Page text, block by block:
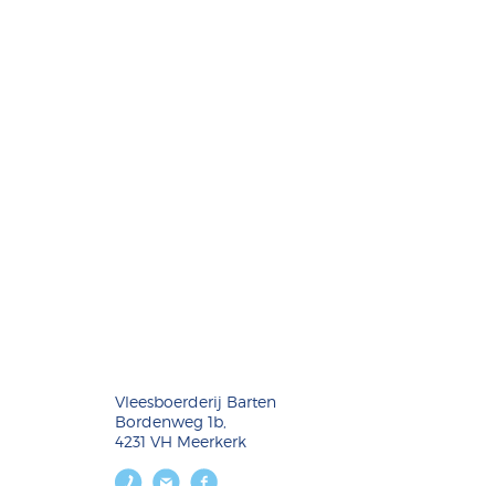
Vleesboerderij Barten
Bordenweg 1b,
4231 VH Meerkerk